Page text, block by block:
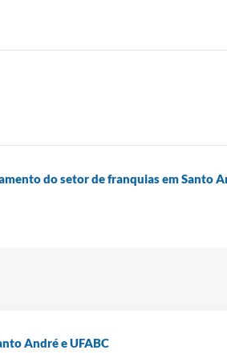
do setor de franquias em Santo
André e UFABC